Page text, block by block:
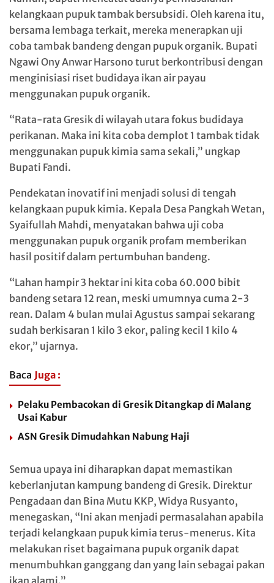
kelangkaan pupuk tambak bersubsidi. Oleh karena itu,
bersama lembaga terkait, mereka menerapkan uji
coba tambak bandeng dengan pupuk organik. Bupati
Ngawi Ony Anwar Harsono turut berkontribusi dengan
menginisiasi riset budidaya ikan air payau
menggunakan pupuk organik.
“Rata-rata Gresik di wilayah utara fokus budidaya
perikanan. Maka ini kita coba demplot 1 tambak tidak
menggunakan pupuk kimia sama sekali,” ungkap
Bupati Fandi.
Pendekatan inovatif ini menjadi solusi di tengah
kelangkaan pupuk kimia. Kepala Desa Pangkah Wetan,
Syaifullah Mahdi, menyatakan bahwa uji coba
menggunakan pupuk organik profam memberikan
hasil positif dalam pertumbuhan bandeng.
“Lahan hampir 3 hektar ini kita coba 60.000 bibit
bandeng setara 12 rean, meski umumnya cuma 2-3
rean. Dalam 4 bulan mulai Agustus sampai sekarang
sudah berkisaran 1 kilo 3 ekor, paling kecil 1 kilo 4
ekor,” ujarnya.
Baca Juga :
Pelaku Pembacokan di Gresik Ditangkap di Malang
Usai Kabur
ASN Gresik Dimudahkan Nabung Haji
Semua upaya ini diharapkan dapat memastikan
keberlanjutan kampung bandeng di Gresik. Direktur
Pengadaan dan Bina Mutu KKP, Widya Rusyanto,
menegaskan, “Ini akan menjadi permasalahan apabila
terjadi kelangkaan pupuk kimia terus-menerus. Kita
melakukan riset bagaimana pupuk organik dapat
menumbuhkan ganggang dan yang lain sebagai pakan